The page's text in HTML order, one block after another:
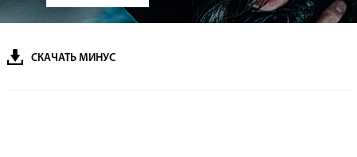
СКАЧАТЬ МИНУС